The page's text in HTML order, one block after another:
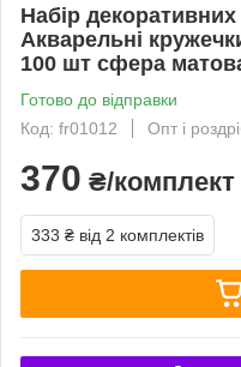
Набір
Акварельні
100 шт сфера
Готово до відправки
Код: fr01012
Опт і
370 ₴/комплект
333 ₴ від 2 комплектів